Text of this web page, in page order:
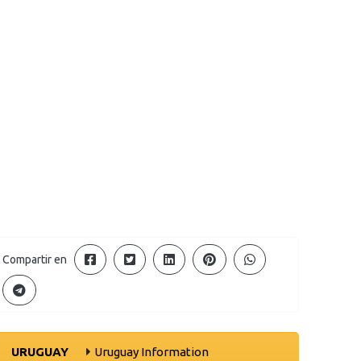
Compartir en
URUGUAY
Uruguay Information